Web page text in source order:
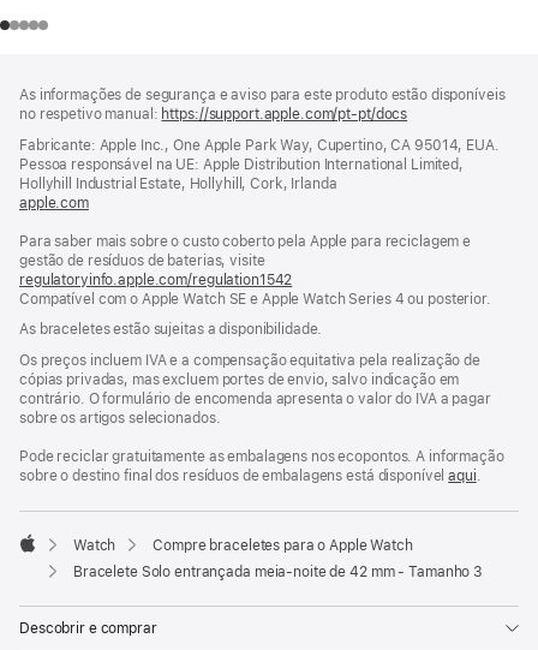
de
rodapé
As informações de segurança e aviso para este produto estão disponíveis
no respetivo manual: https://support.apple.com/pt-pt/docs
nova
janela)
Fabricante: Apple Inc., One Apple Park Way, Cupertino, CA 95014, EUA.
Pessoa responsável na UE: Apple Distribution International Limited,
Hollyhill Industrial Estate, Hollyhill, Cork, Irlanda
apple.com(abre
nova
janela)
Para saber mais sobre o custo coberto pela Apple para reciclagem e
gestão de resíduos de baterias, visite
regulatoryinfo.apple.com/regulation1542
numa
nova
janela)
Compatível com o Apple Watch SE e Apple Watch Series 4 ou posterior.
As braceletes estão sujeitas a disponibilidade.
Os preços incluem IVA e a compensação equitativa pela realização de
cópias privadas, mas excluem portes de envio, salvo indicação em
contrário. O formulário de encomenda apresenta o valor do IVA a pagar
sobre os artigos selecionados.
Pode reciclar gratuitamente as embalagens nos ecopontos. A informação
sobre o destino final dos resíduos de embalagens está disponívelaqui.
Apple
Watch
Compre braceletes para o Apple Watch
Bracelete Solo entrançada meia‑noite de 42 mm - Tamanho 3
Descobrir e comprar